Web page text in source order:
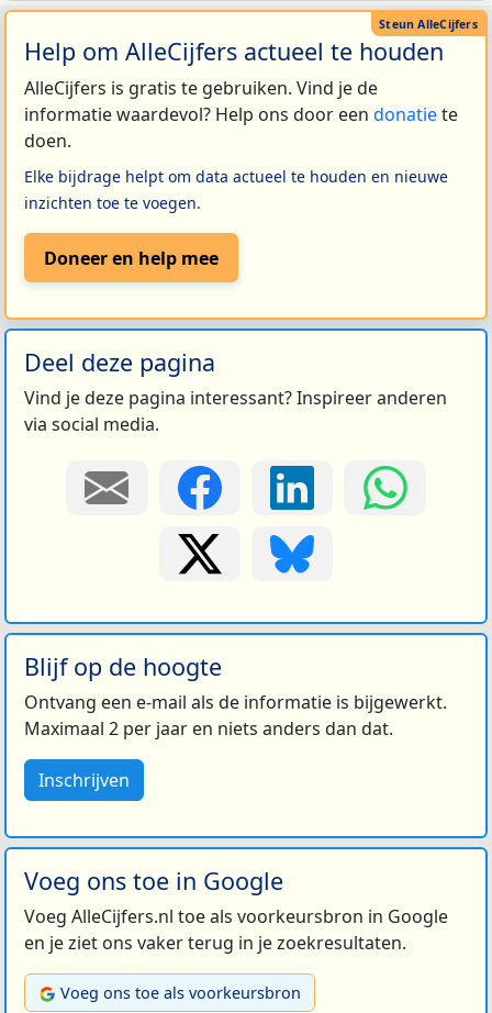
Help om AlleCijfers actueel te houden
AlleCijfers is gratis te gebruiken. Vind je de
informatie waardevol? Help ons door een donatiete
doen.
Elke bijdrage helpt om data actueel te houden en nieuwe
inzichten toe te voegen.
Doneer en help mee
Deel deze pagina
Vind je deze pagina interessant? Inspireer anderen
via social media.
Blijf op de hoogte
Ontvang een e-mail als de informatie is bijgewerkt.
Maximaal 2 per jaar en niets anders dan dat.
Inschrijven
Voeg ons toe in Google
Voeg AlleCijfers.nl toe als voorkeursbron in Google
en je ziet ons vaker terug in je zoekresultaten.
Voeg ons toe als voorkeursbron